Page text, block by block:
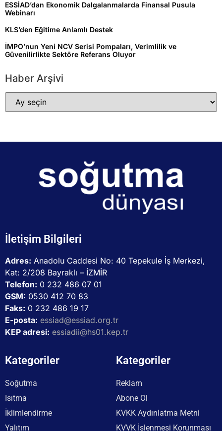
ESSİAD’dan Ekonomik Dalgalanmalarda Finansal Pusula
Webinarı
KLS’den Eğitime Anlamlı Destek
İMPO’nun Yeni NCV Serisi Pompaları, Verimlilik ve
Güvenilirlikte Sektöre Referans Oluyor
Haber Arşivi
İletişim Bilgileri
Adres: Anadolu Caddesi No: 40 Tepekule İş Merkezi,
Kat: 2/208 Bayraklı – İZMİR
Telefon: 0 232 486 07 01
GSM: 0530 412 70 83
Faks: 0 232 486 19 17
E-posta: essiad@essiad.org.tr
KEP adresi: essiadii@hs01.kep.tr
Kategoriler
Soğutma
Isıtma
İklimlendirme
Yalıtım
Kategoriler
Reklam
Abone Ol
KVKK Aydınlatma Metni
KVVK İşlenmesi Korunması